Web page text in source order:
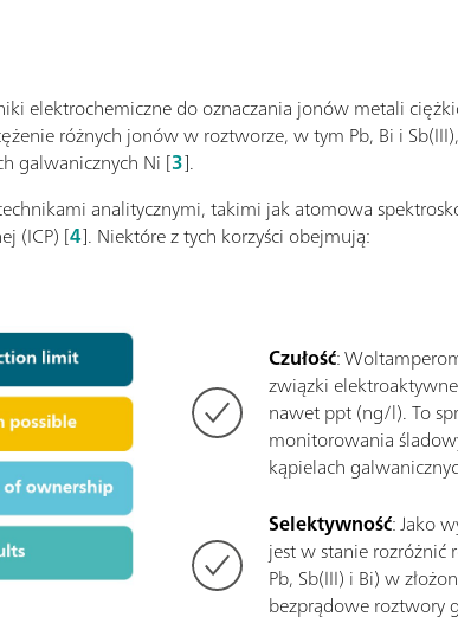
elektrochemiczne do oznaczania jonów metali
różnych jonów w roztworze, w tym Pb, Bi i
galwanicznych Ni [3].
analitycznymi, takimi jak atomowa
(ICP) [4]. Niektóre z tych korzyści obejmują:
Czułość:
związki
nawet ppt (ng/l). To
monitorowania
kąpielach
Selektywność: Jako
jest w stanie
Pb, Sb(III) i Bi) w
bezprądowe roztwory